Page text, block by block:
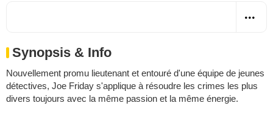
Synopsis & Info
Nouvellement promu lieutenant et entouré d'une équipe de jeunes
détectives, Joe Friday s'applique à résoudre les crimes les plus
divers toujours avec la même passion et la même énergie.